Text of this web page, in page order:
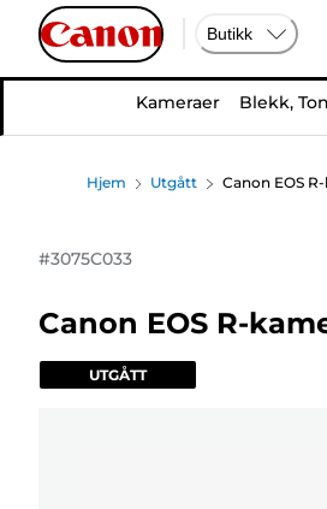
Butikk
Kameraer Blekk,
Hjem Utgått Canon EOS
#3075C033
Canon EOS R-
UTGÅTT